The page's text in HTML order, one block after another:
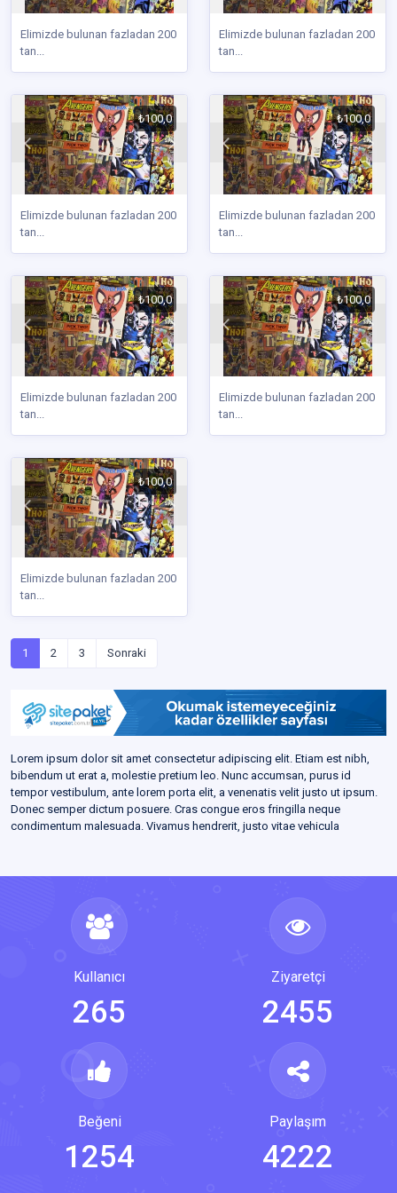
Elimizde bulunan fazladan 200
tan...
Elimizde bulunan fazladan 200
tan...
₺100,0
Elimizde bulunan fazladan 200
tan...
₺100,0
Elimizde bulunan fazladan 200
tan...
₺100,0
Elimizde bulunan fazladan 200
tan...
₺100,0
Elimizde bulunan fazladan 200
tan...
₺100,0
Elimizde bulunan fazladan 200
tan...
1 2 3 Sonraki
Lorem ipsum dolor sit amet consectetur adipiscing elit. Etiam est nibh,
bibendum ut erat a, molestie pretium leo. Nunc accumsan, purus id
tempor vestibulum, ante lorem porta elit, a venenatis velit justo ut ipsum.
Donec semper dictum posuere. Cras congue eros fringilla neque
condimentum malesuada. Vivamus hendrerit, justo vitae vehicula
quis porta neque. Quisque sodales quam sit amet placerat malesuada.
sed, varius justo. Aliquam erat volutpat. Nam nisl magna, tristique nec
sodales eget, feugiat sit amet dui. Pellentesque pellentesque fringilla
diam, vitae vehicula orci vulputate ut. Cras nec sagittis neque. In in
vehicula. Integer accumsan, est sed tempus ultrices, eros mi iaculis dolor,
porttitor ex. Donec dignissim velit neque, et laoreet mauris luctus non.
platea dictumst. Donec tortor ligula, fringilla et justo a, mattis mollis sem.
Nullam gravida odio erat, vitae ornare urna pretium vel. Duis aliquet vel
neque pulvinar faucibus. Ut at sapien in turpis finibus varius vel a magna.
Praesent lacinia urna eros, quis cursus diam aliquet a. Ut velit nisl, tempor
ut mi non, euismod pellentesque erat. Nulla facilisi. Aliquam rutrum elit vel
varius feugiat. Mauris mauris elit, ornare a auctor sit amet, vehicula et
nulla. Pellentesque vitae justo tristique urna rhoncus pretium non ac ante.
Orci varius natoque penatibus et magnis dis parturient montes, nascetur
Kullanıcı
265
Ziyaretçi
2455
Beğeni
1254
Paylaşım
4222